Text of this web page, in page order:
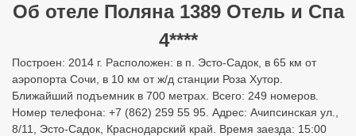
Об отеле Поляна 1389 Отель и Спа
4****
Построен: 2014 г. Расположен: в п. Эсто-Садок, в 65 км от
аэропорта Сочи, в 10 км от ж/д станции Роза Хутор.
Ближайший подъемник в 700 метрах. Всего: 249 номеров.
Номер телефона: +7 (862) 259 55 95. Адрес: Ачипсинская ул.,
8/11, Эсто-Садок, Краснодарский край. Время заезда: 15:00